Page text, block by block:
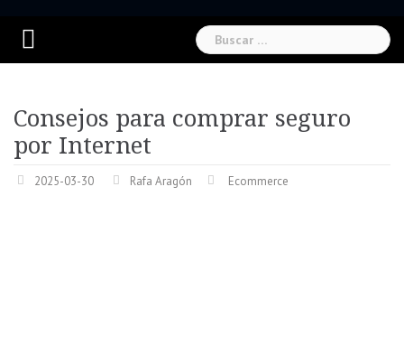
Buscar:
Consejos para comprar seguro
por Internet
2025-03-30 Rafa Aragón Ecommerce